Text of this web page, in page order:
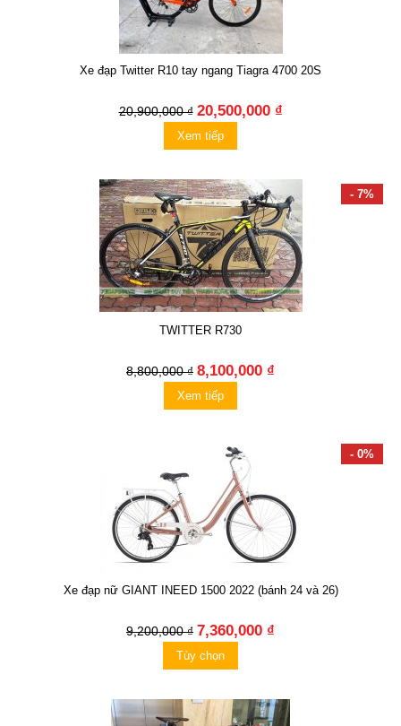
Xe đạp Twitter R10 tay ngang Tiagra 4700 20S
20,900,000 ₫ 20,500,000 ₫
Xem tiếp
- 7%
TWITTER R730
8,800,000 ₫ 8,100,000 ₫
Xem tiếp
- 0%
Xe đạp nữ GIANT INEED 1500 2022 (bánh 24 và 26)
9,200,000 ₫ 7,360,000 ₫
Tùy chọn